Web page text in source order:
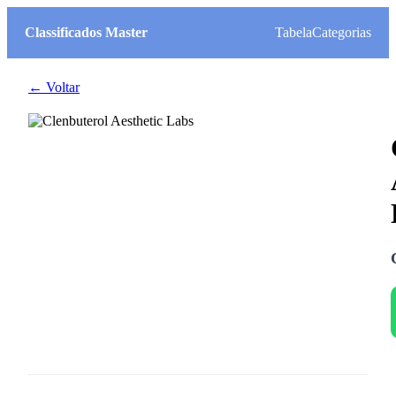
Classificados Master TabelaCategorias
← Voltar